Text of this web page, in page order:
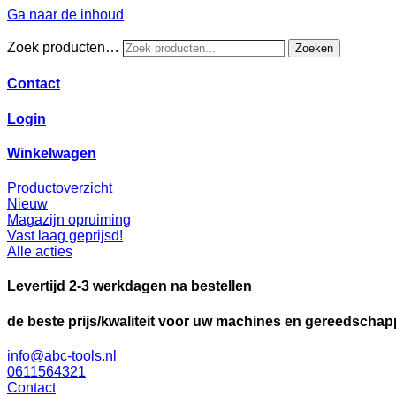
Ga naar de inhoud
Zoek producten… Zoeken
Contact
Login
Winkelwagen
Productoverzicht
Nieuw
Magazijn opruiming
Vast laag geprijsd!
Alle acties
Levertijd 2-3 werkdagen na bestellen
de beste prijs/kwaliteit voor uw machines en
info@abc-tools.nl
0611564321
Contact